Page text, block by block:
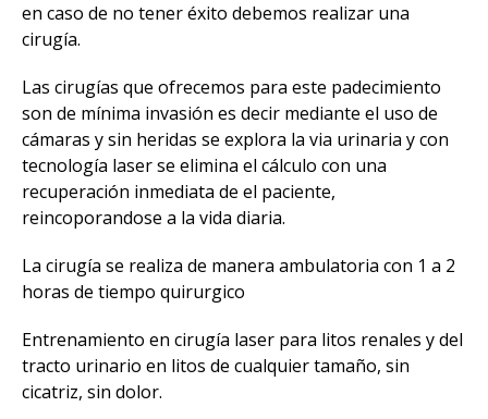
en caso de no tener éxito debemos realizar una
cirugía.
Las cirugías que ofrecemos para este padecimiento
son de mínima invasión es decir mediante el uso de
cámaras y sin heridas se explora la via urinaria y con
tecnología laser se elimina el cálculo con una
recuperación inmediata de el paciente,
reincoporandose a la vida diaria.
La cirugía se realiza de manera ambulatoria con 1 a 2
horas de tiempo quirurgico
Entrenamiento en cirugía laser para litos renales y del
tracto urinario en litos de cualquier tamaño, sin
cicatriz, sin dolor.